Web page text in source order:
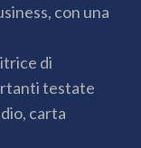
con una
di
testate
carta